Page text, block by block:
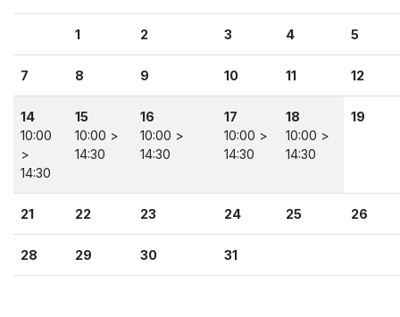
1 2 3 4 5
7 8 9 10 11 12
14
10:00
>
14:30
15
10:00 >
14:30
16
10:00 >
14:30
17
10:00 >
14:30
18
10:00 >
14:30
19
21 22 23 24 25 26
28 29 30 31